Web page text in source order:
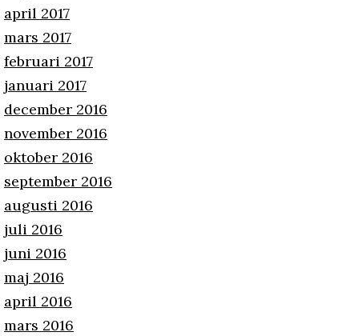
april 2017
mars 2017
februari 2017
januari 2017
december 2016
november 2016
oktober 2016
september 2016
augusti 2016
juli 2016
juni 2016
maj 2016
april 2016
mars 2016